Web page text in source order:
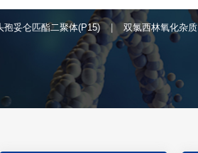
孢妥仑匹酯二聚体(P15) 双氯西林氧化杂质